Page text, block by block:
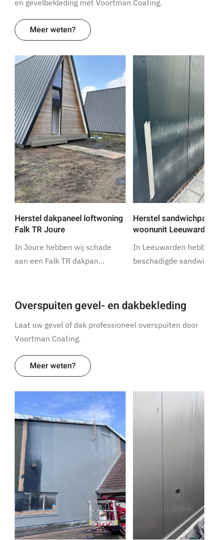
en gevelbekleding met Voortman Coating.
Meer weten?
Herstel dakpaneel loftwoning
Falk TR Joure
In Joure hebben wij schade
aan een Falk TR dakpan…
Herstel
woonunit Leeuwarden
In Leeuwarden hebben
beschadigde
Overspuiten gevel- en dakbekleding
Laat uw gevel of dak professioneel overspuiten door
Voortman Coating.
Meer weten?